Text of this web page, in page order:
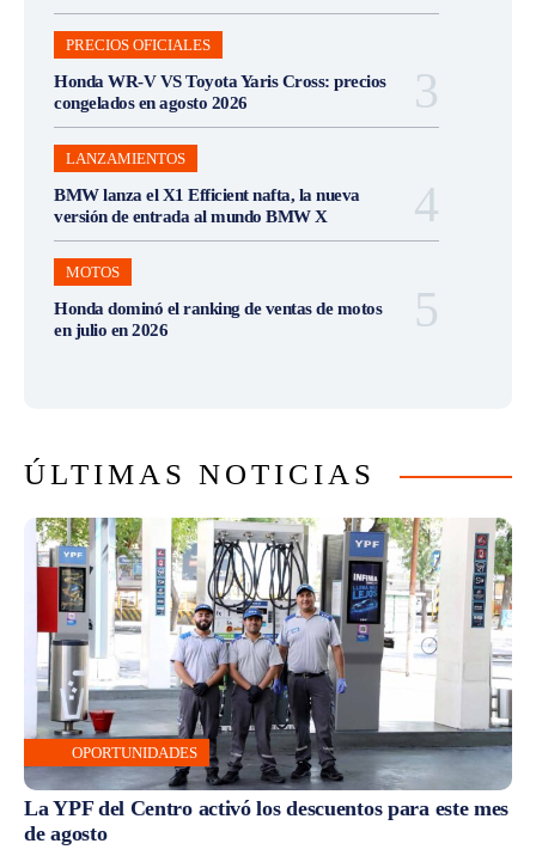
PRECIOS OFICIALES
Honda WR-V VS Toyota Yaris Cross: precios
congelados en agosto 2026
LANZAMIENTOS
BMW lanza el X1 Efficient nafta, la nueva
versión de entrada al mundo BMW X
MOTOS
Honda dominó el ranking de ventas de motos
en julio en 2026
ÚLTIMAS NOTICIAS
OPORTUNIDADES
La YPF del Centro activó los descuentos para este mes
de agosto